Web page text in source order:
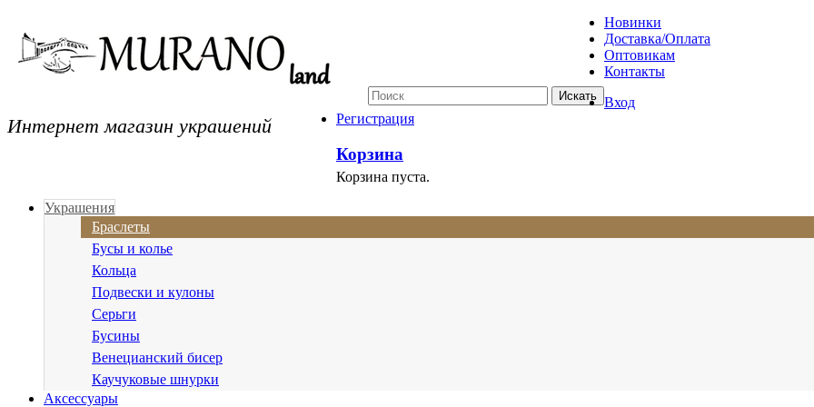
Интернет магазин украшений
Новинки
Доставка/Оплата
Оптовикам
Контакты
Вход
Регистрация
Корзина
Корзина пуста.
Украшения
Браслеты
Бусы и колье
Кольца
Подвески и кулоны
Серьги
Бусины
Венецианский бисер
Каучуковые шнурки
Аксессуары